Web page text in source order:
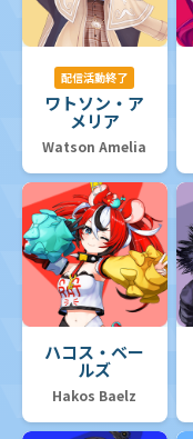
配信活動終了
ワトソン・ア
メリア
Watson Amelia
ハコス・ベー
ルズ
Hakos Baelz